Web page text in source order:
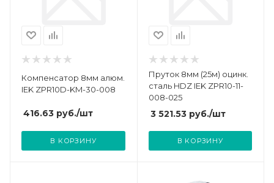
Компенсатор 8мм алюм.
IEK ZPR10D-KM-30-008
416.63 руб./шт
В КОРЗИНУ
Пруток 8мм (25м) оцинк.
сталь HDZ IEK ZPR10-11-
008-025
3 521.53руб./шт
В КОРЗИНУ